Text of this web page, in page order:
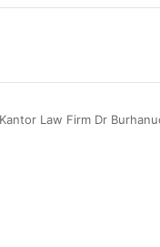
Law Firm Dr